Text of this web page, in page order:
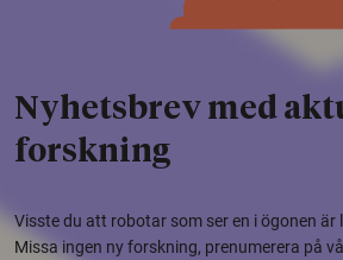
Nyhetsbrev med
forskning
Visste du att robotar som ser en i ögonen
Missa ingen ny forskning, prenumerera på